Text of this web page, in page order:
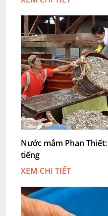
Nước mắm Phan
tiếng
XEM CHI TIẾT